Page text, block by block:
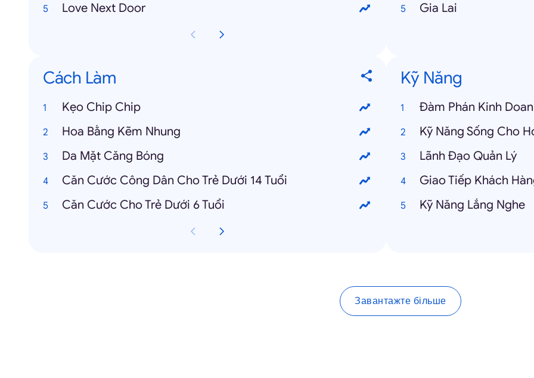
Love Next Door
Gia Lai
Cách Làm
Kẹo Chip Chip
Hoa Bằng Kẽm Nhung
Da Mặt Căng Bóng
Căn Cước Công Dân Cho Trẻ Dưới 14 Tuổi
Căn Cước Cho Trẻ Dưới 6 Tuổi
Kỹ Năng
Đàm Phán Kinh
Kỹ Năng Sống Cho
Lãnh Đạo Quản Lý
Giao Tiếp Khách
Kỹ Năng Lắng Nghe
Завантажте більше